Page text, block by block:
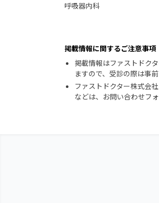
呼吸器内科
掲載情報に関するご注意事項
掲載情報はファストドク
ますので、受診の際は事
ファストドクター株式会
などは、お問い合わせフ